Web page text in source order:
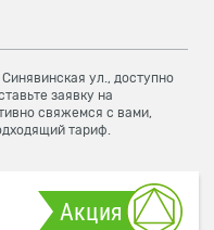
ул., доступно
заявку на
свяжемся с вами,
тариф.
Акция